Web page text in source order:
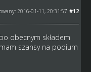
#12
2016-01-11, 20:31:57
obecnym składem
szansy na podium